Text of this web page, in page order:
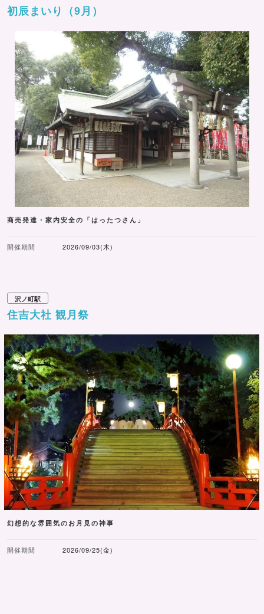
初辰まいり（9月）
商売発達・家内安全の「はったつさん」
開催期間 2026/09/03(木)
沢ノ町駅
住吉大社 観月祭
幻想的な雰囲気のお月見の神事
開催期間 2026/09/25(金)